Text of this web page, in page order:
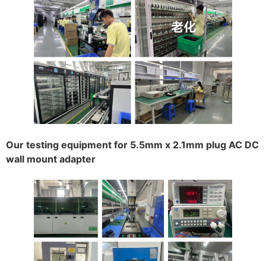
Our testing equipment for 5.5mm x 2.1mm plug AC DC
wall mount adapter